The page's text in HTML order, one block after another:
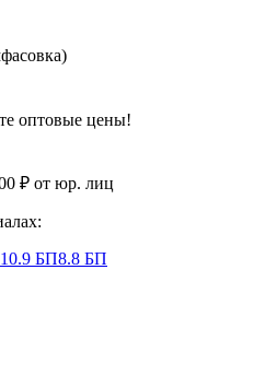
оптовые цены!
₽ от юр. лиц
10.9 БП8.8 БП